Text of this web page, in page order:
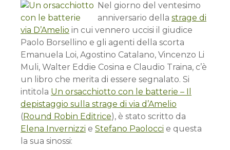
Nel giorno del ventesimo
anniversario della strage di
via D’Amelio in cui vennero uccisi il giudice
Paolo Borsellino e gli agenti della scorta
Emanuela Loi, Agostino Catalano, Vincenzo Li
Muli, Walter Eddie Cosina e Claudio Traina, c’è
un libro che merita di essere segnalato. Si
intitola Un orsacchiotto con le batterie – Il
depistaggio sulla strage di via d’Amelio
(Round Robin Editrice), è stato scritto da
Elena Invernizzi e Stefano Paolocci e questa
la sua sinossi: